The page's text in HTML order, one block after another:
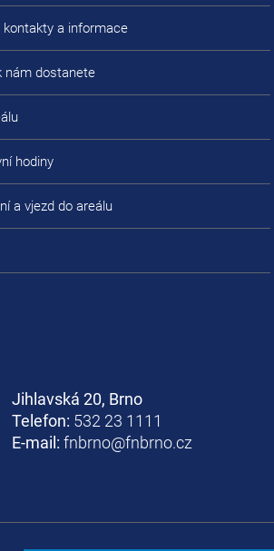
kontakty a informace
nám dostanete
hodiny
a vjezd do areálu
Jihlavská 20, Brno
Telefon: 532 23 1111
E-mail:fnbrno@fnbrno.cz